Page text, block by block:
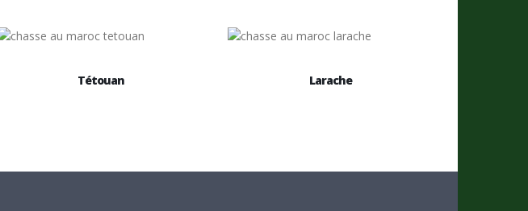
Tétouan Larache